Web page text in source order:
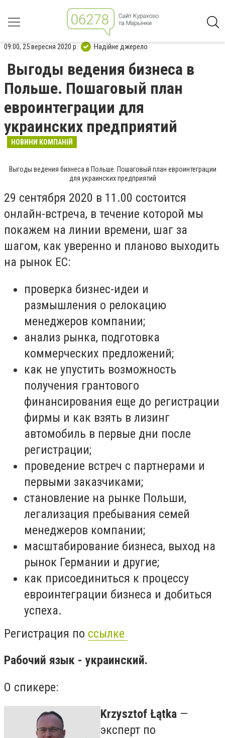
09:00, 25 вересня 2020 р. Надійне джерело
Выгоды ведения бизнеса в
Польше. Пошаговый план
евроинтеграции для
украинских предприятий
НОВИНИ КОМПАНІЙ
Выгоды ведения бизнеса в Польше. Пошаговый план евроинтеграции
для украинских предприятий
29 сентября 2020 в 11.00 состоится
онлайн-встреча, в течение которой мы
покажем на линии времени, шаг за
шагом, как уверенно и планово выходить
на рынок ЕС:
проверка бизнес-идеи и
размышления о релокацию
менеджеров компании;
анализ рынка, подготовка
коммерческих предложений;
как не упустить возможность
получения грантового
финансирования еще до регистрации
фирмы и как взять в лизинг
автомобиль в первые дни после
регистрации;
проведение встреч с партнерами и
первыми заказчиками;
становление на рынке Польши,
легализация пребывания семей
менеджеров компании;
масштабирование бизнеса, выход на
рынок Германии и другие;
как присоединиться к процессу
евроинтеграции бизнеса и добиться
успеха.
Регистрация по ссылке
Рабочий язык - украинский.
О спикере:
Krzysztof Łątka —
эксперт по